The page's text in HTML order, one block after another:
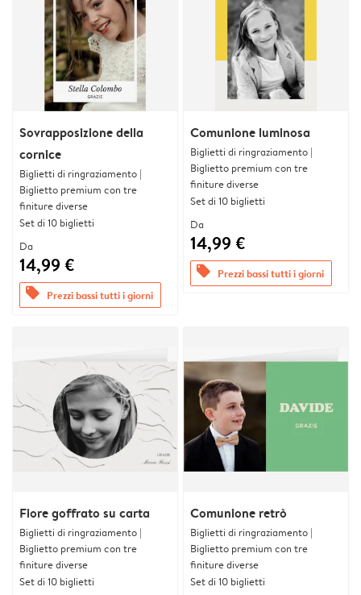
Sovrapposizione della
cornice
Biglietti di ringraziamento |
Biglietto premium con tre
finiture diverse
Set di 10 biglietti
Da
14,99 €
offers Prezzi bassi tutti i giorni
Comunione luminosa
Biglietti di ringraziamento |
Biglietto premium con tre
finiture diverse
Set di 10 biglietti
Da
14,99 €
offers Prezzi bassi tutti i giorni
Fiore goffrato su carta
Biglietti di ringraziamento |
Biglietto premium con tre
finiture diverse
Set di 10 biglietti
Comunione retrò
Biglietti di ringraziamento |
Biglietto premium con tre
finiture diverse
Set di 10 biglietti